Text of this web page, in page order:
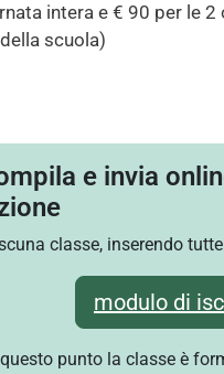
intera e € 90 per le
scuola)
e invia
classe, inserendo
modulo di
punto la classe è